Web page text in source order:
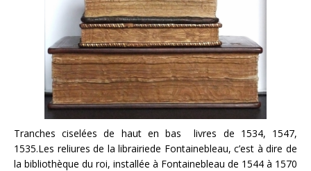
Tranches ciselées de haut en bas livres de 1534, 1547,
1535.Les reliures de la librairiede Fontainebleau, c’est à dire de
la bibliothèque du roi, installée à Fontainebleau de 1544 à 1570